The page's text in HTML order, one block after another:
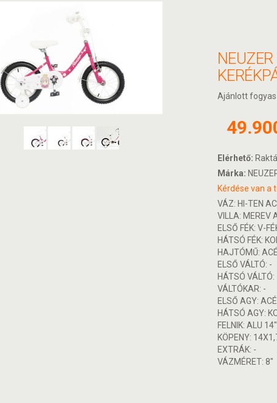
Ajánlott
Elérhető:
Márka:
Kérdése van a
VÁZ: HI-TEN
VILLA: MEREV
ELSŐ FÉK: V-
HÁTSÓ FÉK:
HAJTÓMŰ:
ELSŐ VÁLTÓ: -
HÁTSÓ VÁLTÓ:
VÁLTÓKAR: -
ELSŐ AGY:
HÁTSÓ AGY:
FELNIK: ALU
KÖPENY:
EXTRÁK: -
VÁZMÉRET: 8"